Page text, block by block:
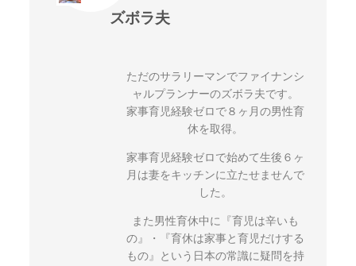
ズボラ夫
ただのサラリーマンでファイナンシ
ャルプランナーのズボラ夫です。
家事育児経験ゼロで８ヶ月の男性育
休を取得。
家事育児経験ゼロで始めて生後６ヶ
月は妻をキッチンに立たせませんで
した。
また男性育休中に『育児は辛いも
の』・『育休は家事と育児だけする
もの』という日本の常識に疑問を持